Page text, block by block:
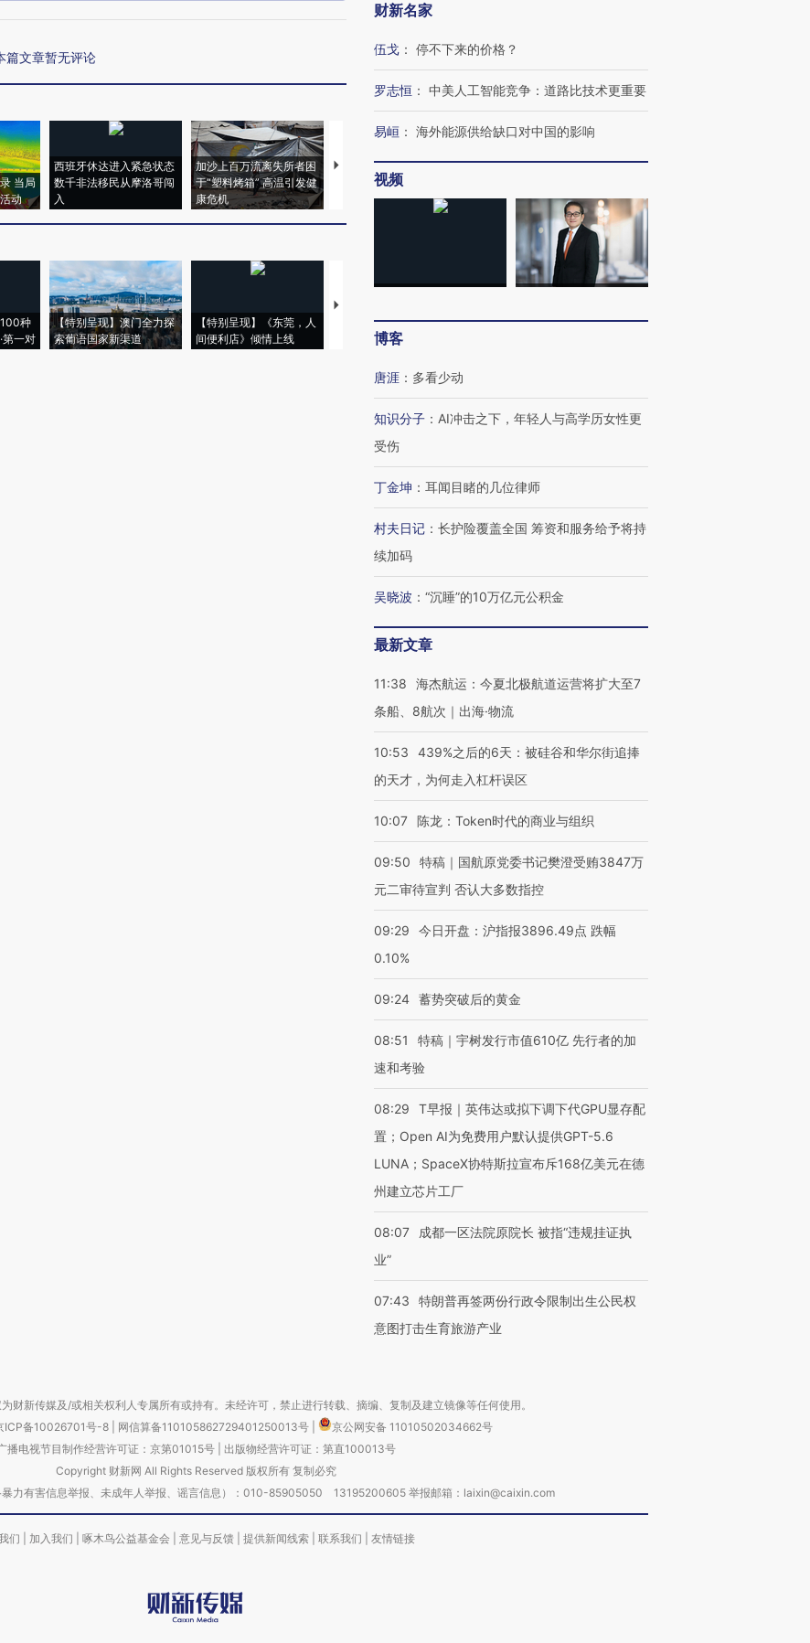
篇文章暂无评论
当局
动
西班牙休达进入紧急状态
数千非法移民从摩洛哥闯
入
加沙上百万流离失所者困
于“塑料烤箱” 高温引发健
康危机
视线｜HYROX的吸金
术：是什么让中产们甘
心“花钱找虐”？
马航飞行员跨国走私7万
毒品
视线｜被称为“蟑螂”的印
育部长拱下台
100种
第一对
【特别呈现】澳门全力探
索葡语国家新渠道
【特别呈现】《东莞，人
间便利店》倾情上线
【推广】走进第四届链博
会，让数智科技“链”接产
【特别呈现】寻找100种
CFO：不靠规模取胜，华
财新名家
伍戈 ： 停不下来的价格？
罗志恒 ： 中美人工智能竞争：道路比技术更重要
易峘 ： 海外能源供给缺口对中国的影响
视频
博客
唐涯 ： 多看少动
知识分子 ： AI冲击之下，年轻人与高学历女性更
受伤
丁金坤 ： 耳闻目睹的几位律师
村夫日记 ： 长护险覆盖全国 筹资和服务给予将持
续加码
吴晓波 ： “沉睡”的10万亿元公积金
最新文章
11:38
海杰航运：今夏北极航道运营将扩大至7
条船、8航次｜出海·物流
10:53
439%之后的6天：被硅谷和华尔街追捧
的天才，为何走入杠杆误区
10:07 陈龙：Token时代的商业与组织
09:50
特稿｜国航原党委书记樊澄受贿3847万
元二审待宣判 否认大多数指控
09:29
今日开盘：沪指报3896.49点 跌幅
0.10%
09:24 蓄势突破后的黄金
08:51
特稿｜宇树发行市值610亿 先行者的加
速和考验
08:29
T早报｜英伟达或拟下调下代GPU显存配
置；Open AI为免费用户默认提供GPT-5.6
LUNA；SpaceX协特斯拉宣布斥168亿美元在德
州建立芯片工厂
08:07
成都一区法院原院长 被指“违规挂证执
业”
07:43
特朗普再签两份行政令限制出生公民权
意图打击生育旅游产业
财新传媒及/或相关权利人专属所有或持有。未经许可，禁止进行转载、摘编、复制及建立镜像等任何使用。
ICP备10026701号-8 网信算备110105862729401250013号
京公网安备 11010502034662号
播电视节目制作经营许可证：京第01015号| 出版物经营许可证：第直100013号
Copyright 财新网 All Rights Reserved 版权所有 复制必究
暴力有害信息举报、未成年人举报、谣言信息）：010-85905050 13195200605 举报邮箱：laixin@caixin.com
们 加入我们 啄木鸟公益基金会 意见与反馈 提供新闻线索 联系我们 友情链接